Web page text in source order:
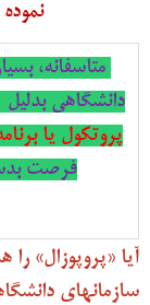
متاسفانه،
دانشگاهی بدلیل
پروتکول یا
فرصت
آیا «پروپوزال»
سازمانهای